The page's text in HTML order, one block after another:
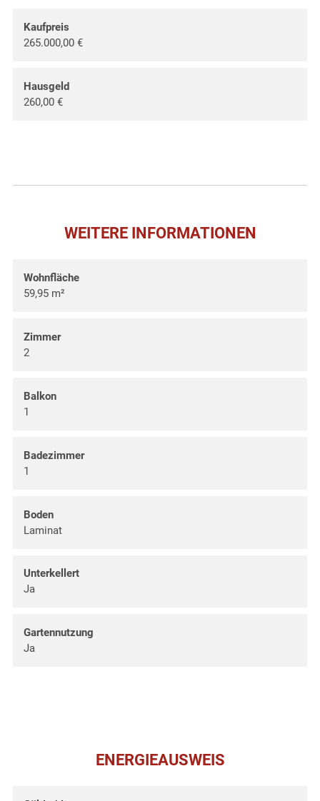
Kaufpreis
265.000,00 €
Hausgeld
260,00 €
WEITERE INFORMATIONEN
Wohnfläche
59,95 m²
Zimmer
2
Balkon
1
Badezimmer
1
Boden
Laminat
Unterkellert
Ja
Gartennutzung
Ja
ENERGIEAUSWEIS